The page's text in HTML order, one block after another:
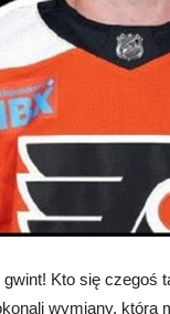
Kto się czegoś
wymiany, która